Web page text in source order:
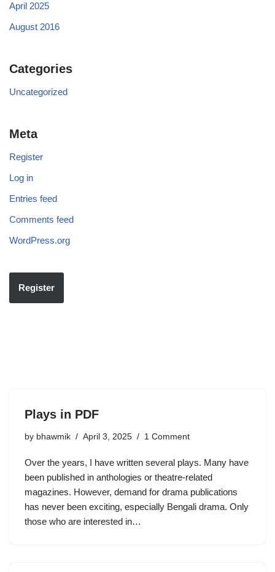
April 2025
August 2016
Categories
Uncategorized
Meta
Register
Log in
Entries feed
Comments feed
WordPress.org
Register
Plays in PDF
by bhawmik April 3, 2025 1 Comment
Over the years, I have written several plays. Many have
been published in anthologies or theatre-related
magazines. However, demand for drama publications
has never been exciting, especially Bengali drama. Only
those who are interested in…